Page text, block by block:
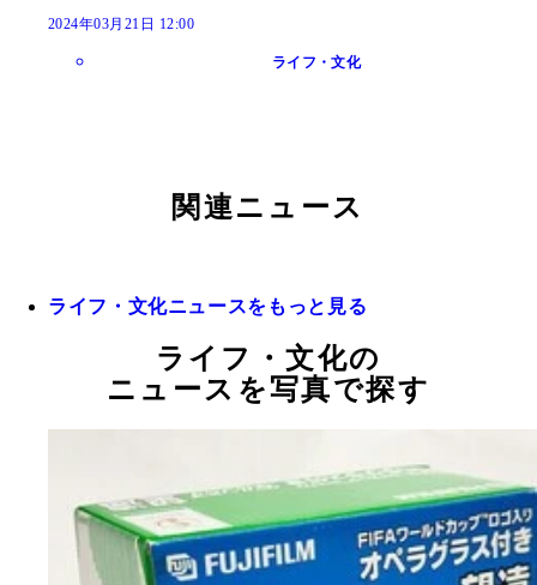
2024年03月21日 12:00
ライフ・文化
関連ニュース
ライフ・文化ニュースをもっと見る
ライフ・文化の
ニュースを写真で探す